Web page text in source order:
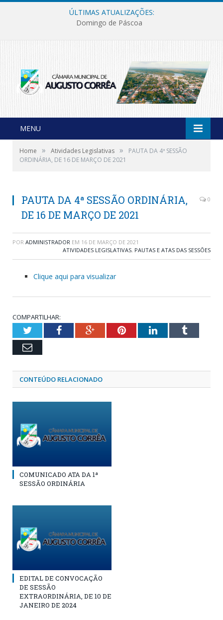
ÚLTIMAS ATUALIZAÇÕES:
Domingo de Páscoa
MENU
Home » Atividades Legislativas »
PAUTA DA 4ª SESSÃO
ORDINÁRIA, DE 16 DE MARÇO DE 2021
PAUTA DA 4ª SESSÃO ORDINÁRIA,
DE 16 DE MARÇO DE 2021
0
POR ADMINISTRADOR EM 16 DE MARÇO DE 2021
ATIVIDADES LEGISLATIVAS, PAUTAS E ATAS DAS SESSÕES
Clique aqui para visualizar
COMPARTILHAR:
TwitterFacebookGoogle+PinterestLinkedInTumblr
Email
CONTEÚDO RELACIONADO
COMUNICADO ATA DA 1ª
SESSÃO ORDINÁRIA
EDITAL DE CONVOCAÇÃO
DE SESSÃO
EXTRAORDINÁRIA, DE 10 DE
JANEIRO DE 2024